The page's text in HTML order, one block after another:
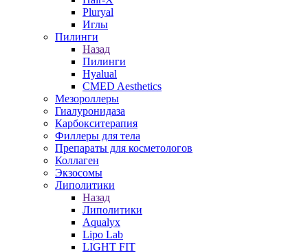
Pluryal
Иглы
Пилинги
Назад
Пилинги
Hyalual
CMED Aesthetics
Мезороллеры
Гиалуронидаза
Карбокситерапия
Филлеры для тела
Препараты для косметологов
Коллаген
Экзосомы
Липолитики
Назад
Липолитики
Aqualyx
Lipo Lab
LIGHT FIT